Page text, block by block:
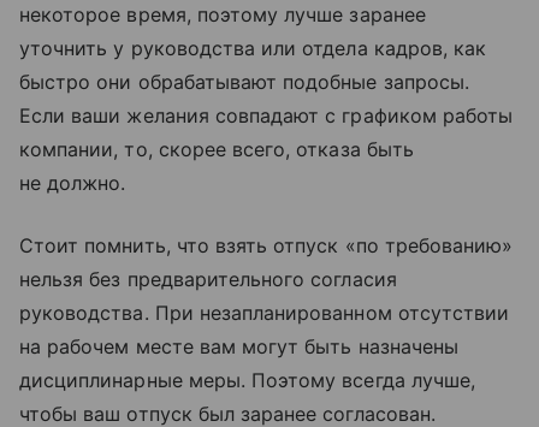
некоторое время, поэтому лучше заранее
уточнить у руководства или отдела кадров, как
быстро они обрабатывают подобные запросы.
Если ваши желания совпадают с графиком работы
компании, то, скорее всего, отказа быть
не должно.
Стоит помнить, что взять отпуск «по требованию»
нельзя без предварительного согласия
руководства. При незапланированном отсутствии
на рабочем месте вам могут быть назначены
дисциплинарные меры. Поэтому всегда лучше,
чтобы ваш отпуск был заранее согласован.